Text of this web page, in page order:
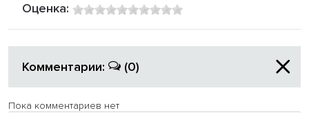
Оценка:
Комментарии: (0)
Пока комментариев нет